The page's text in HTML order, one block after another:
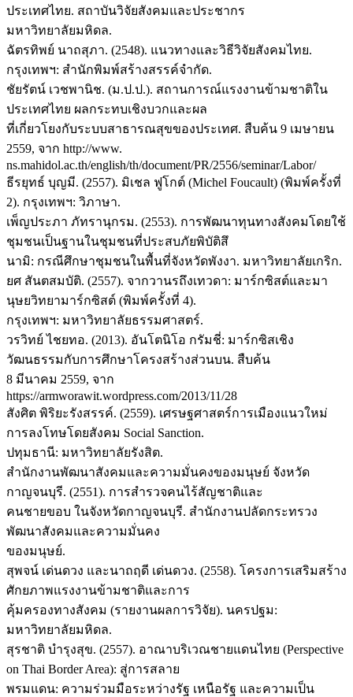
ประเทศไทย. สถาบันวิจัยสังคมและประชากร
มหาวิทยาลัยมหิดล.
ฉัตรทิพย์ นาถสุภา. (2548). แนวทางและวิธีวิจัยสังคมไทย.
กรุงเทพฯ: สำนักพิมพ์สร้างสรรค์จำกัด.
ชัยรัตน์ เวชพานิช. (ม.ป.ป.). สถานการณ์แรงงานข้ามชาติใน
ประเทศไทย ผลกระทบเชิงบวกและผล
ที่เกี่ยวโยงกับระบบสาธารณสุขของประเทศ. สืบค้น 9 เมษายน
2559, จาก http://www.
ns.mahidol.ac.th/english/th/document/PR/2556/seminar/Labor/
ธีรยุทธ์ บุญมี. (2557). มิเชล ฟูโกต์ (Michel Foucault) (พิมพ์ครั้งที่
2). กรุงเทพฯ: วิภาษา.
เพ็ญประภา ภัทรานุกรม. (2553). การพัฒนาทุนทางสังคมโดยใช้
ชุมชนเป็นฐานในชุมชนที่ประสบภัยพิบัติสึ
นามิ: กรณีศึกษาชุมชนในพื้นที่จังหวัดพังงา. มหาวิทยาลัยเกริก.
ยศ สันตสมบัติ. (2557). จากวานรถึงเทวดา: มาร์กซิสต์และมา
นุษยวิทยามาร์กซิสต์ (พิมพ์ครั้งที่ 4).
กรุงเทพฯ: มหาวิทยาลัยธรรมศาสตร์.
วรวิทย์ ไชยทอ. (2013). อันโตนิโอ กรัมชี่: มาร์กซิสเชิง
วัฒนธรรมกับการศึกษาโครงสร้างส่วนบน. สืบค้น
8 มีนาคม 2559, จาก
https://armworawit.wordpress.com/2013/11/28
สังศิต พิริยะรังสรรค์. (2559). เศรษฐศาสตร์การเมืองแนวใหม่
การลงโทษโดยสังคม Social Sanction.
ปทุมธานี: มหาวิทยาลัยรังสิต.
สำนักงานพัฒนาสังคมและความมั่นคงของมนุษย์ จังหวัด
กาญจนบุรี. (2551). การสำรวจคนไร้สัญชาติและ
คนชายขอบ ในจังหวัดกาญจนบุรี. สำนักงานปลัดกระทรวง
พัฒนาสังคมและความมั่นคง
ของมนุษย์.
สุพจน์ เด่นดวง และนาถฤดี เด่นดวง. (2558). โครงการเสริมสร้าง
ศักยภาพแรงงานข้ามชาติและการ
คุ้มครองทางสังคม (รายงานผลการวิจัย). นครปฐม:
มหาวิทยาลัยมหิดล.
สุรชาติ บำรุงสุข. (2557). อาณาบริเวณชายแดนไทย (Perspective
on Thai Border Area): สู่การสลาย
พรมแดน: ความร่วมมือระหว่างรัฐ เหนือรัฐ และความเป็น